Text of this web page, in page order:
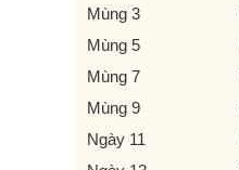
Mùng 3
Mùng 5
Mùng 7
Mùng 9
Ngày 11